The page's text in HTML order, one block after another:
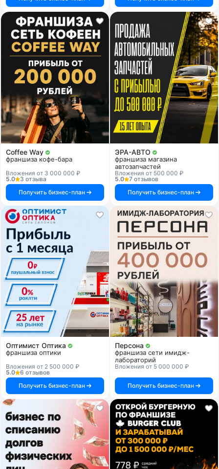
Coffee Way
франшиза кофе-бара
Вложения от 3 000 000 ₽
5.0
3 отзыва
Получить бизнес-план
ЭРА-АВТО
франшиза магазина
автозапчастей
Вложения от 500 000 ₽
5.0
7 отзывов
Получить бизнес-план
Оптимист Оптика
франшиза оптики
Вложения от 2 500 000 ₽
5.0
6 отзывов
Получить бизнес-план
Персона
франшиза сети имидж-
лабораторий
Вложения от 5 000 000 ₽
Получить бизнес-план